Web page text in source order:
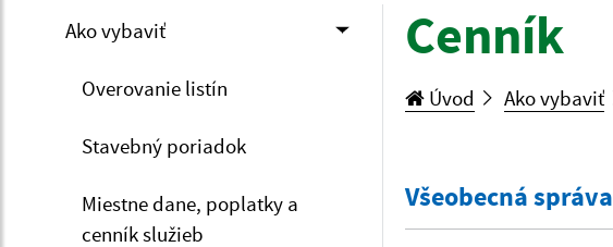
Ako vybaviť
Overovanie listín
Stavebný poriadok
Miestne dane, poplatky a
cenník služieb
Cenník
Úvod Ako vybaviť
Všeobecná správa